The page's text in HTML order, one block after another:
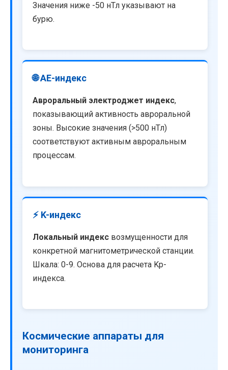
Значения ниже -50 нТл указывают на
бурю.
🌐 AE-индекс
Авроральный электроджет индекс,
показывающий активность авроральной
зоны. Высокие значения (>500 нТл)
соответствуют активным авроральным
процессам.
⚡ K-индекс
Локальный индекс возмущенности для
конкретной магнитометрической станции.
Шкала: 0-9. Основа для расчета Kp-
индекса.
Космические аппараты для
мониторинга